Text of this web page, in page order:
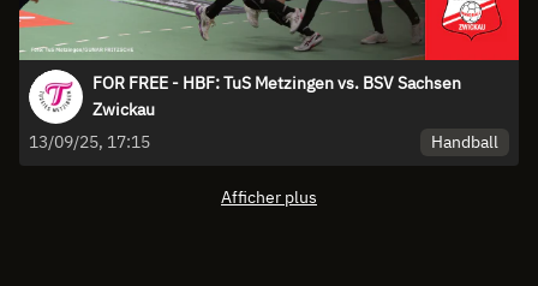
FOR FREE - HBF: TuS Metzingen vs. BSV Sachsen
Zwickau
13/09/25, 17:15
Handball
Afficher plus